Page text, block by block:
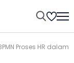
Proses HR dalam